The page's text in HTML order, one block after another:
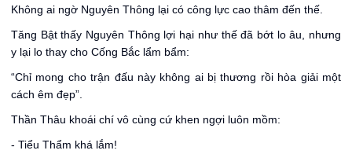
Không ai ngờ Nguyên Thông lại có công lực cao thâm đến thế.
Tăng Bật thấy Nguyên Thông lợi hại như thế đã bớt lo âu, nhưng
y lại lo thay cho Cống Bắc lẩm bẩm:
“Chỉ mong cho trận đấu này không ai bị thương rồi hòa giải một
cách êm đẹp”.
Thần Thâu khoái chí vô cùng cứ khen ngợi luôn mồm:
- Tiểu Thẩm khá lắm!